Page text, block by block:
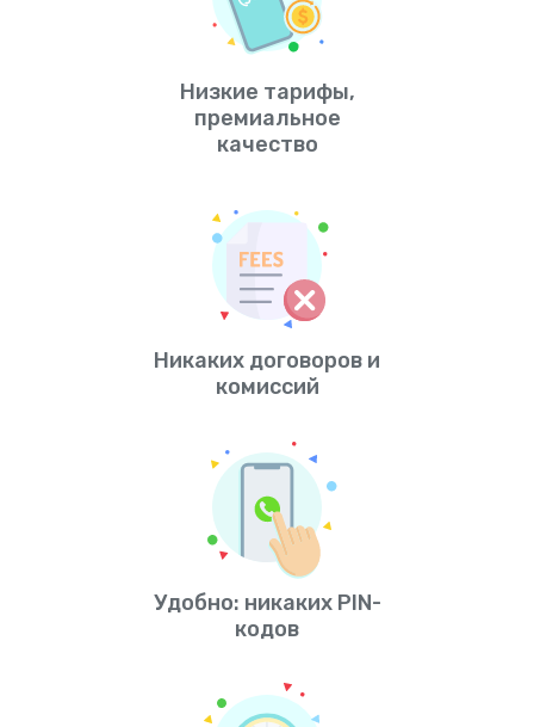
Низкие тарифы,
премиальное
качество
Никаких договоров и
комиссий
Удобно: никаких PIN-
кодов